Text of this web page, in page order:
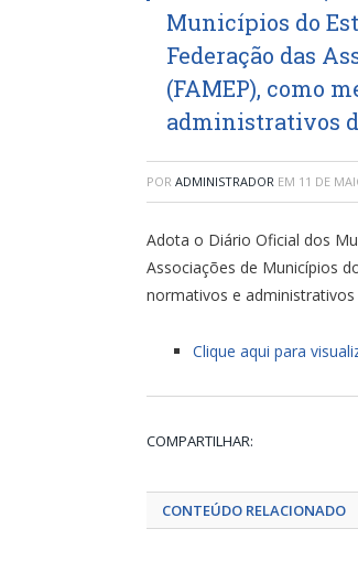
Municípios do
Federação das
(FAMEP), como
administrativos
POR ADMINISTRADOR EM 11 DE
Adota o Diário Oficial dos
Associações de Municípios
normativos e
Clique aqui para
COMPARTILHAR:
CONTEÚDO RELACIONADO